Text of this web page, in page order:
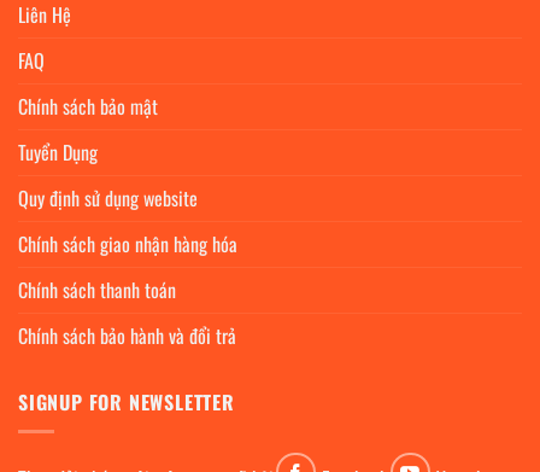
Liên Hệ
FAQ
Chính sách bảo mật
Tuyển Dụng
Quy định sử dụng website
Chính sách giao nhận hàng hóa
Chính sách thanh toán
Chính sách bảo hành và đổi trả
SIGNUP FOR NEWSLETTER